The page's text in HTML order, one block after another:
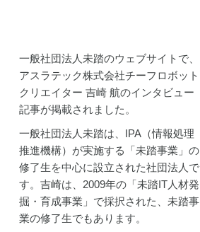
一般社団法人未踏のウェブサイトで、
アスラテック株式会社チーフロボット
クリエイター 吉崎 航のインタビュー
記事が掲載されました。
一般社団法人未踏は、IPA（情報処理
推進機構）が実施する「未踏事業」の
修了生を中心に設立された社団法人で
す。吉崎は、2009年の「未踏IT人材発
掘・育成事業」で採択された、未踏事
業の修了生でもあります。